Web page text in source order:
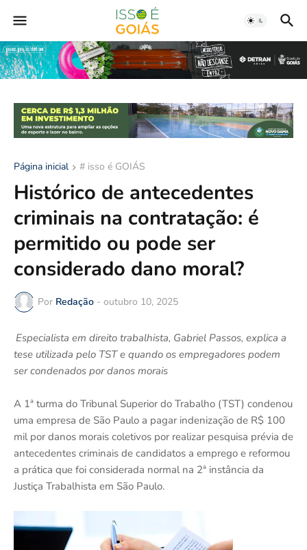
Página inicial # isso é GOIÁS
Histórico de antecedentes
criminais na contratação: é
permitido ou pode ser
considerado dano moral?
Por Redação - outubro 10, 2025
Especialista em direito trabalhista, Gabriel Passos, explica a
tese utilizada pelo TST e quando os empregadores podem
ser condenados por danos morais
A 1ª turma do Tribunal Superior do Trabalho (TST) condenou
uma empresa de São Paulo a pagar indenização de R$ 100
mil por danos morais coletivos por realizar pesquisa prévia de
antecedentes criminais de candidatos a emprego e reformou
a prática que foi considerada normal na 2ª instância da
Justiça Trabalhista em São Paulo.